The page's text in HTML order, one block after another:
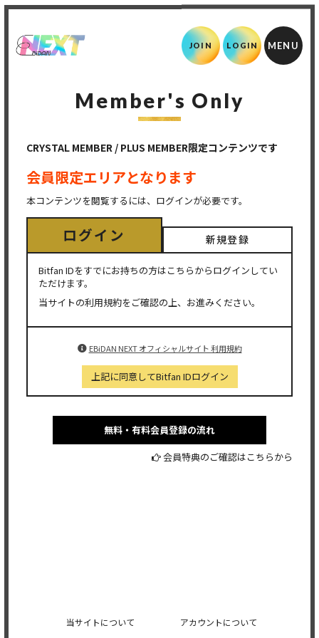
JOIN LOGIN
Member's Only
CRYSTAL MEMBER / PLUS MEMBER限定コンテンツです
会員限定エリアとなります
本コンテンツを閲覧するには、ログインが必要です。
ログイン 新規登録
Bitfan IDをすでにお持ちの方はこちらからログインしてい
ただけます。
当サイトの利用規約をご確認の上、お進みください。
EBiDAN NEXT オフィシャルサイト 利用規約
上記に同意してBitfan IDログイン
無料・有料会員登録の流れ
会員特典のご確認はこちらから
当サイトについて アカウントについて